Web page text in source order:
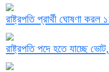
রাষ্ট্রপতি প্রার্থী ঘোষণা করল
রাষ্ট্রপতি পদে হতে যাচ্ছে